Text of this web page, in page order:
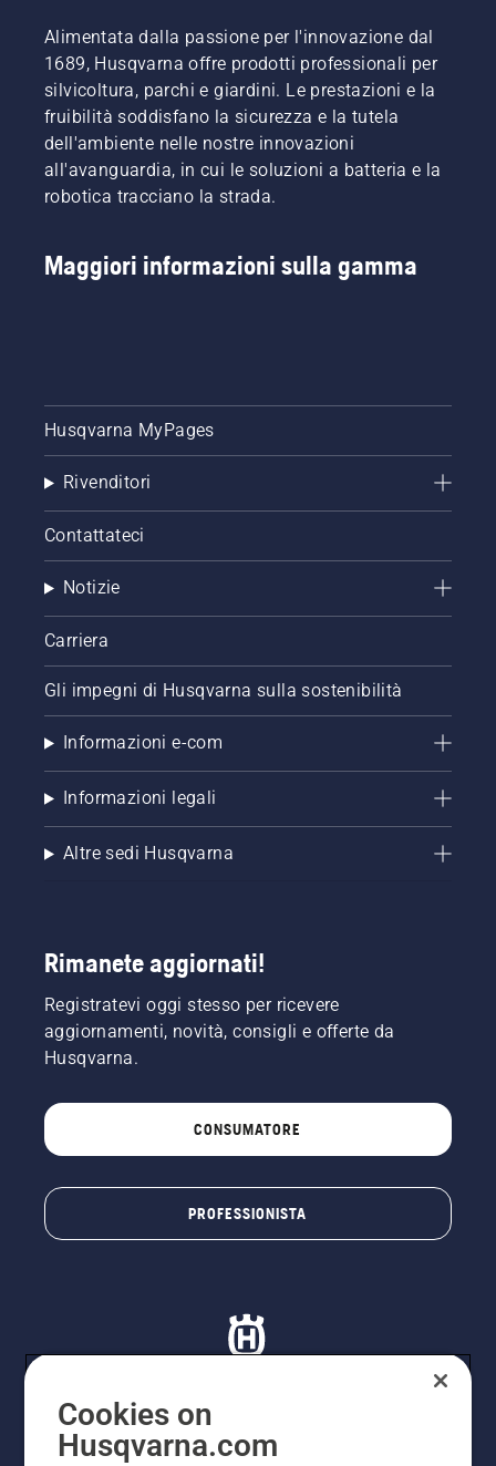
Alimentata dalla passione per l'innovazione dal
1689, Husqvarna offre prodotti professionali per
silvicoltura, parchi e giardini. Le prestazioni e la
fruibilità soddisfano la sicurezza e la tutela
dell'ambiente nelle nostre innovazioni
all'avanguardia, in cui le soluzioni a batteria e la
robotica tracciano la strada.
Maggiori informazioni sulla gamma
Husqvarna MyPages
Rivenditori
Contattateci
Notizie
Carriera
Gli impegni di Husqvarna sulla sostenibilità
Informazioni e-com
Informazioni legali
Altre sedi Husqvarna
Rimanete aggiornati!
Registratevi oggi stesso per ricevere
aggiornamenti, novità, consigli e offerte da
Husqvarna.
CONSUMATORE
PROFESSIONISTA
© Husqvarna AB (publ). Tutti i diritti riservati. I prezzi
Cookies on
Husqvarna.com